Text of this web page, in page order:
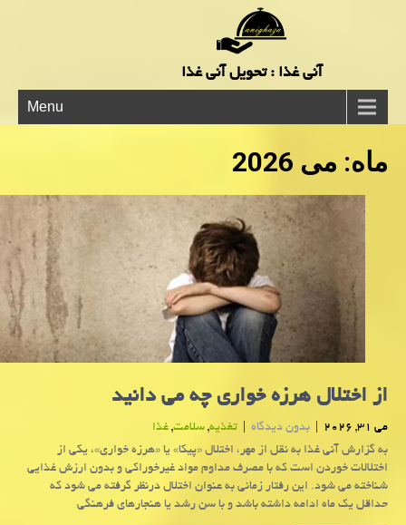
آنی غذا : تحویل آنی غذا
Menu
ماه: می 2026
از اختلال هرزه خواری چه می دانید
می 31, 2026 | بدون دیدگاه | تغذیه,سلامت,غذا
به گزارش آنی غذا به نقل از مهر، اختلال «پیکا» یا «هرزه خواری»، یکی از
اختلالات خوردن است که با مصرف مداوم مواد غیرخوراکی و بدون ارزش غذایی
شناخته می شود. این رفتار زمانی به عنوان اختلال درنظر گرفته می شود که
حداقل یک ماه ادامه داشته باشد و با سن رشد یا هنجارهای فرهنگی